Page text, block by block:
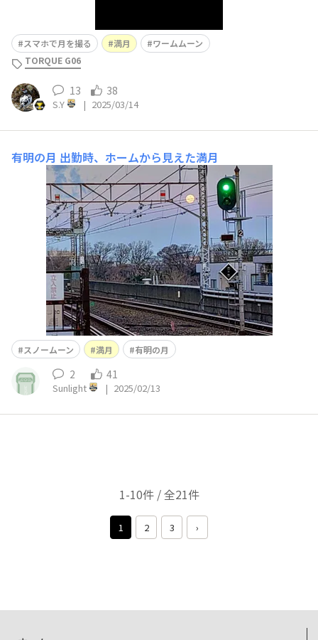
スマホで月を撮る 満月
ワームムーン
TORQUE G06
13 38
S.Y | 2025/03/14
有明の月 出勤時、ホームから見えた満月
スノームーン 満月 有明の月
2 41
Sunlight | 2025/02/13
1-10件 / 全21件
1 2 3 ›